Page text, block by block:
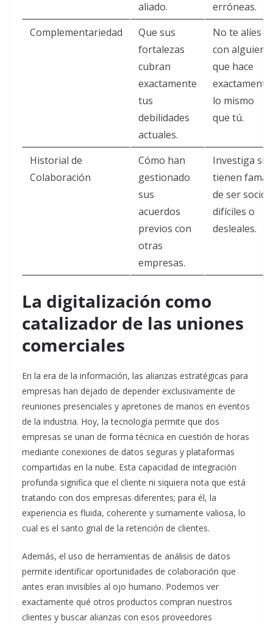
aliado.
erróneas.
Complementariedad
Que sus
fortalezas
cubran
exactamente
tus
debilidades
actuales.
No te alíes
con alguien
que hace
exactamente
lo mismo
que tú.
Historial de
Colaboración
Cómo han
gestionado
sus
acuerdos
previos con
otras
empresas.
Investiga si
tienen fama
de ser socios
difíciles o
desleales.
La digitalización como
catalizador de las uniones
comerciales
En la era de la información, las alianzas estratégicas para
empresas han dejado de depender exclusivamente de
reuniones presenciales y apretones de manos en eventos
de la industria. Hoy, la tecnología permite que dos
empresas se unan de forma técnica en cuestión de horas
mediante conexiones de datos seguras y plataformas
compartidas en la nube. Esta capacidad de integración
profunda significa que el cliente ni siquiera nota que está
tratando con dos empresas diferentes; para él, la
experiencia es fluida, coherente y sumamente valiosa, lo
cual es el santo grial de la retención de clientes.
Además, el uso de herramientas de análisis de datos
permite identificar oportunidades de colaboración que
antes eran invisibles al ojo humano. Podemos ver
exactamente qué otros productos compran nuestros
clientes y buscar alianzas con esos proveedores